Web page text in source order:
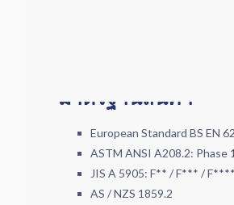
มาตรฐานสินค้า
European Standard BS EN
ASTM ANSI A208.2: Phase
JIS A 5905: F** / F*** / F****
AS / NZS 1859.2